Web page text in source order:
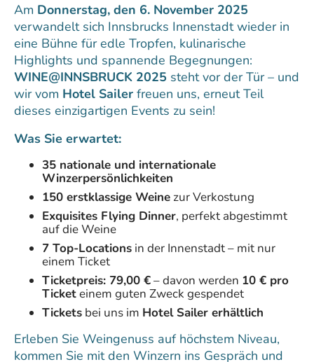
Am Donnerstag, den 6. November 2025
verwandelt sich Innsbrucks Innenstadt wieder in
eine Bühne für edle Tropfen, kulinarische
Highlights und spannende Begegnungen:
WINE@INNSBRUCK 2025 steht vor der Tür – und
wir vom Hotel Sailer freuen uns, erneut Teil
dieses einzigartigen Events zu sein!
Was Sie erwartet:
35 nationale und internationale
Winzerpersönlichkeiten
150 erstklassige Weine zur Verkostung
Exquisites Flying Dinner, perfekt abgestimmt
auf die Weine
7 Top-Locations in der Innenstadt – mit nur
einem Ticket
Ticketpreis: 79,00 €– davon werden 10 € pro
Ticketeinem guten Zweck gespendet
Tickets bei uns im Hotel Sailer erhältlich
Erleben Sie Weingenuss auf höchstem Niveau,
kommen Sie mit den Winzern ins Gespräch und